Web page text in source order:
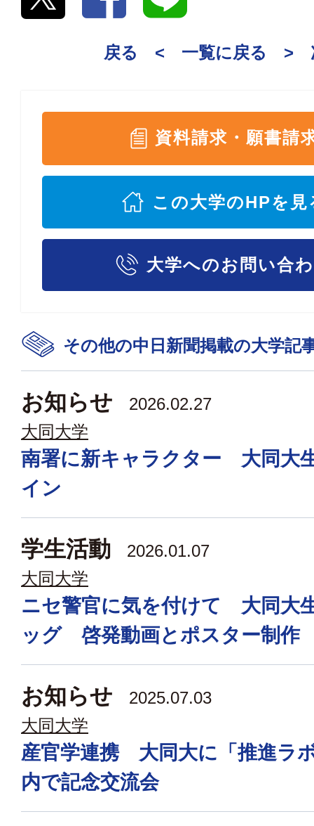
戻る < 一覧に戻る >
資料請求・願書請
この大学のHPを見
大学へのお問い合
その他の中日新聞掲載の大学記
お知らせ
2026.02.27
大同大学
南署に新キャラクター 大同大
イン
学生活動
2026.01.07
大同大学
ニセ警官に気を付けて 大同大
ッグ 啓発動画とポスター制作
お知らせ
2025.07.03
大同大学
産官学連携 大同大に「推進ラ
内で記念交流会